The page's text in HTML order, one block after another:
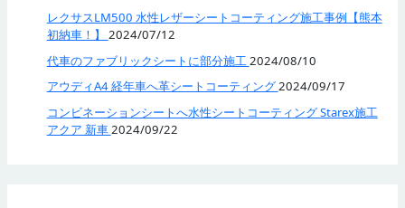
レクサスLM500 水性レザーシートコーティング施工事例【熊本
初納車！】 2024/07/12
代車のファブリックシートに部分施工 2024/08/10
アウディA4 経年車へ革シートコーティング2024/09/17
コンビネーションシートへ水性シートコーティング Starex施工
アクア 新車2024/09/22